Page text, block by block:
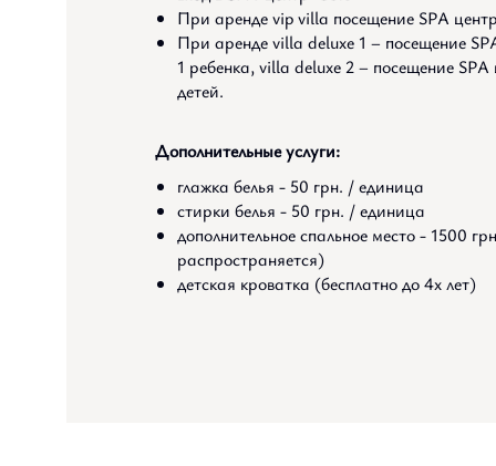
При аренде vip villa посещение SPA
При аренде villa deluxe 1 – посещение
1 ребенка, villa deluxe 2 – посещение
детей.
Дополнительные услуги:
глажка белья - 50 грн. / единица
стирки белья - 50 грн. / единица
дополнительное спальное место - 1500
распространяется)
детская кроватка (бесплатно до 4х лет)